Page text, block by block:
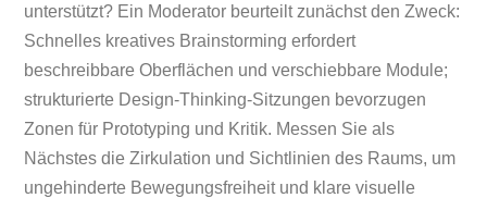
unterstützt? Ein Moderator beurteilt zunächst den Zweck:
Schnelles kreatives Brainstorming erfordert
beschreibbare Oberflächen und verschiebbare Module;
strukturierte Design-Thinking-Sitzungen bevorzugen
Zonen für Prototyping und Kritik. Messen Sie als
Nächstes die Zirkulation und Sichtlinien des Raums, um
ungehinderte Bewegungsfreiheit und klare visuelle